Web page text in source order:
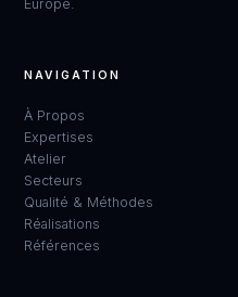
Europe.
NAVIGATION
À Propos
Expertises
Atelier
Secteurs
Qualité & Méthodes
Réalisations
Références